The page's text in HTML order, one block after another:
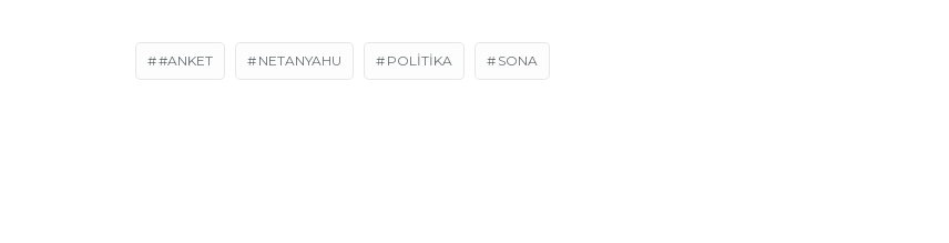
#ANKET NETANYAHU POLITIKA SONA